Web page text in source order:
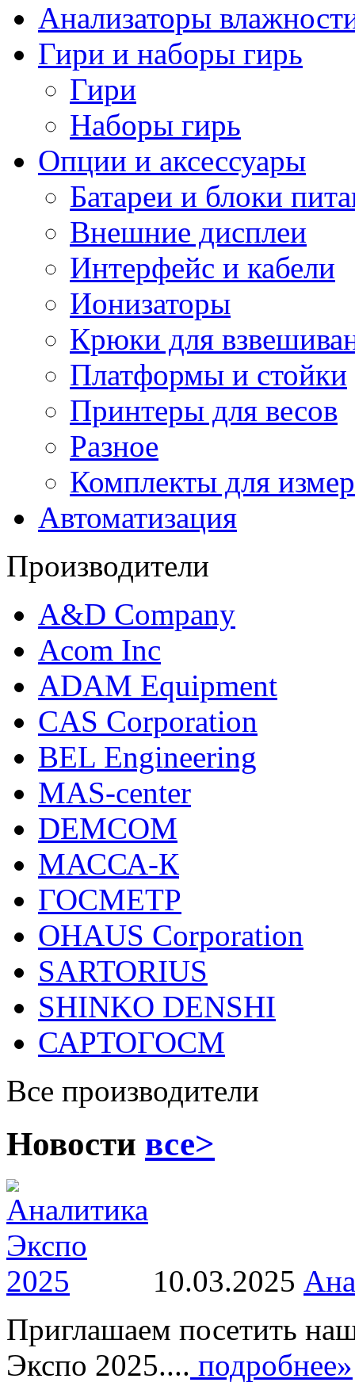
Анализаторы
Гири и наборы гирь
Гири
Наборы гирь
Опции и аксессуары
Батареи и блоки
Внешние дисплеи
Интерфейс и кабели
Ионизаторы
Крюки для
Платформы и стойки
Принтеры для весов
Разное
Комплекты для
Автоматизация
Производители
A&D Company
Acom Inc
ADAM Equipment
CAS Corporation
BEL Engineering
MAS-center
DEMCOM
МАССА-К
ГОСМЕТР
OHAUS Corporation
SARTORIUS
SHINKO DENSHI
САРТОГОСМ
Все производители
Новости все>
10.03.2025
Приглашаем посетить
Экспо 2025.... подробнее»